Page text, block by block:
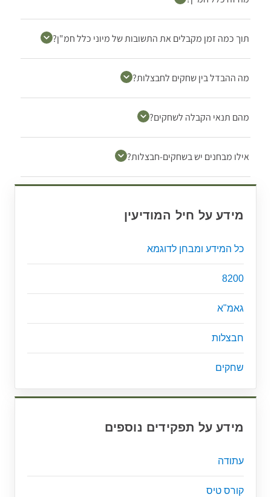
תוך כמה זמן מקבלים את התשובות של מיוני כלל חמ"ן?
מה ההבדל בין שחקים לחבצלות?
מהם תנאי הקבלה לשחקים?
אילו מבחנים יש בשחקים-חבצלות?
מידע על חיל המודיעין
כל המידע ומבחן לדוגמא
8200
גאמ"א
חבצלות
שחקים
מידע על תפקידים נוספים
עתודה
קורס טיס